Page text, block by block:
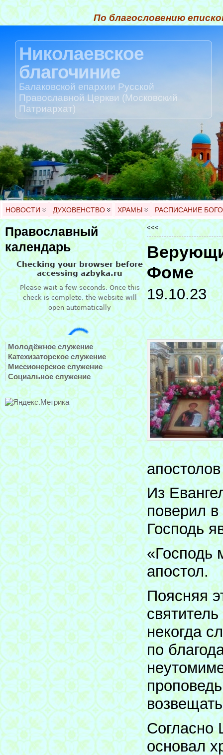
По благословению
Николаевское
благочиние
Балаковской епархии Русской
Православной Церкви (Московский
Патриархат)
НОВОСТИ ДУХОВЕНСТВО ХРАМЫ РАСПИСАНИЕ
Православный
календарь
Молодёжное служение
Катехизаторское служение
Миссионерское служение
Социальное служение
<<<
Фоме
19.10.23
Из
поверил в
Господь
«Господь
апостол.
Поясняя
некогда
по
Согласно
основал